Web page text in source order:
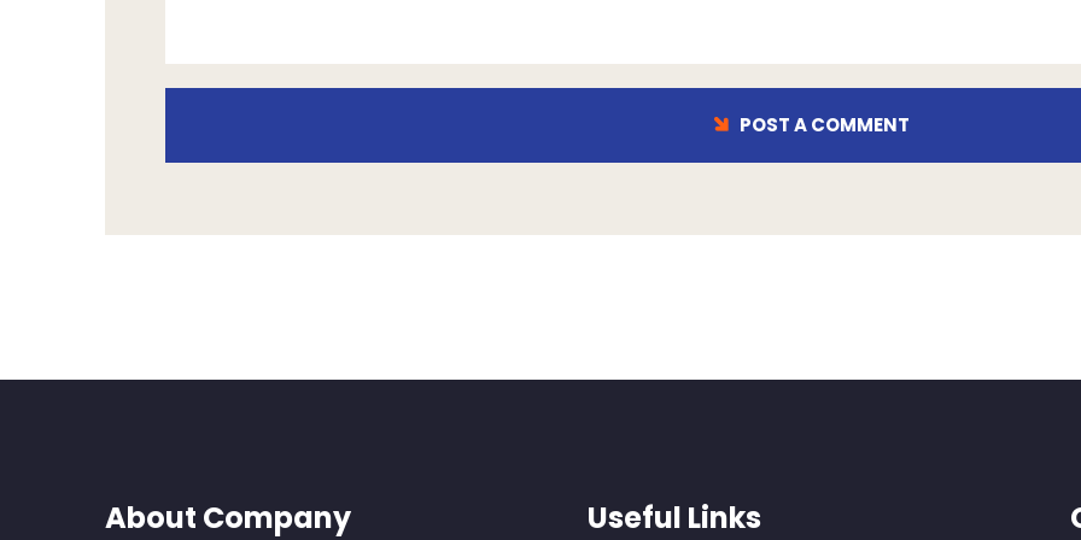
POST A COMMENT
About Company Useful Links